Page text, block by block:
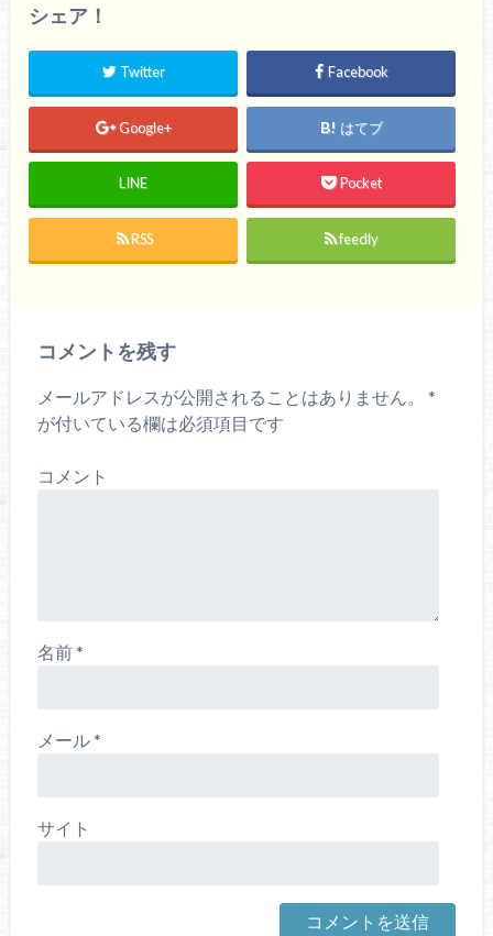
シェア！
Twitter Facebook
Google+ はてブ
LINE Pocket
RSS feedly
コメントを残す
メールアドレスが公開されることはありません。
*
が付いている欄は必須項目です
コメント
名前*
メール*
サイト